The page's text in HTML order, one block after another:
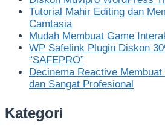
Tutorial Mahir Editing dan
Camtasia
Mudah Membuat Game
WP Safelink Plugin Diskon
“SAFEPRO”
Decinema Reactive
dan Sangat Profesional
Kategori